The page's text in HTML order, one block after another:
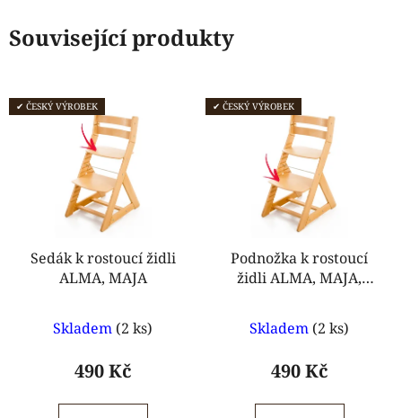
Související produkty
✔ ČESKÝ VÝROBEK
Sedák k rostoucí židli
ALMA, MAJA
hodnocení
produktu
5,0
Skladem (2 ks)
490 Kč
✔ ČESKÝ VÝROBEK
Podnožka k rostoucí
židli ALMA, MAJA,
hodnocení
produktu
5,0
Skladem (2 ks)
490 Kč